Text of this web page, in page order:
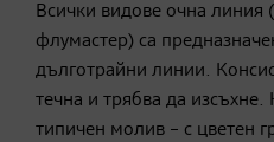
Всички видове очна линия
флумастер) са
дълготрайни линии.
течна и трябва да
типичен молив – с цветен